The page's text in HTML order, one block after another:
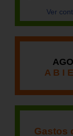
Ver
A B I
Gastos